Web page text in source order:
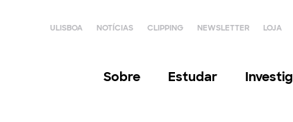
ULISBOA NOTÍCIAS CLIPPING NEWSLETTER LOJA
Sobre Estudar